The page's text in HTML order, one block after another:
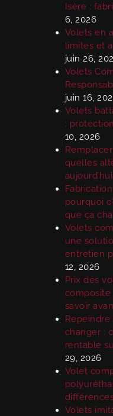
Isère :
6, 2026
Volets en
limites et
juin 26,
Volets
juin 16,
Volets
:
10, 2026
quelles
pourquoi
que ça
Volets
une
entretien
12, 2026
Prix des
composite
savoir
changer :
rentable
29, 2026
Volet
Volets